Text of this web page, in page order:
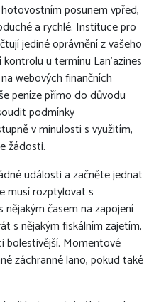
posunem vpřed,
a rychlé. Instituce pro
jediné oprávnění z vašeho
u termínu Lan’azines
webových finančních
peníze přímo do důvodu
podmínky
v minulosti s využitím,
žádosti.
události a začněte jednat
musí rozptylovat s
časem na zapojení
s nějakým fiskálním zajetím,
bolestivější. Momentové
záchranné lano, pokud také